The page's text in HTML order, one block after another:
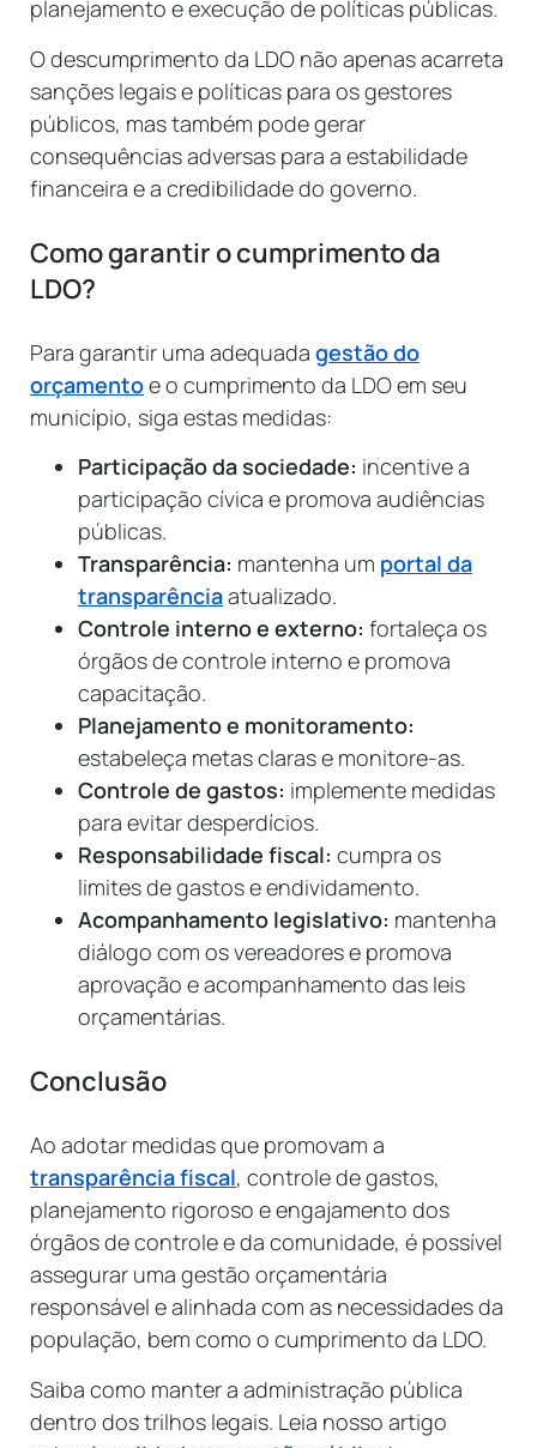
planejamento e execução de políticas públicas.
O descumprimento da LDO não apenas acarreta
sanções legais e políticas para os gestores
públicos, mas também pode gerar
consequências adversas para a estabilidade
financeira e a credibilidade do governo.
Como garantir o cumprimento da
LDO?
Para garantir uma adequada gestão do
orçamentoe o cumprimento da LDO em seu
município, siga estas medidas:
Participação da sociedade: incentive a
participação cívica e promova audiências
públicas.
Transparência: mantenha um portal da
transparênciaatualizado.
Controle interno e externo: fortaleça os
órgãos de controle interno e promova
capacitação.
Planejamento e monitoramento:
estabeleça metas claras e monitore-as.
Controle de gastos: implemente medidas
para evitar desperdícios.
Responsabilidade fiscal: cumpra os
limites de gastos e endividamento.
Acompanhamento legislativo: mantenha
diálogo com os vereadores e promova
aprovação e acompanhamento das leis
orçamentárias.
Conclusão
Ao adotar medidas que promovam a
transparência fiscal, controle de gastos,
planejamento rigoroso e engajamento dos
órgãos de controle e da comunidade, é possível
assegurar uma gestão orçamentária
responsável e alinhada com as necessidades da
população, bem como o cumprimento da LDO.
Saiba como manter a administração pública
dentro dos trilhos legais. Leia nosso artigo